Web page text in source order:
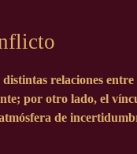
relaciones
por otro lado, el
de